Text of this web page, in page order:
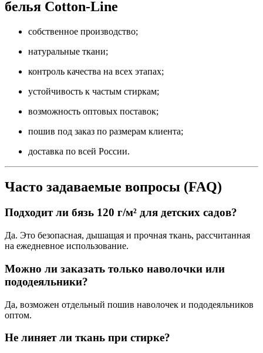
белья Cotton-Line
собственное производство;
натуральные ткани;
контроль качества на всех этапах;
устойчивость к частым стиркам;
возможность оптовых поставок;
пошив под заказ по размерам клиента;
доставка по всей России.
Часто задаваемые вопросы (FAQ)
Подходит ли бязь 120 г/м² для детских садов?
Да. Это безопасная, дышащая и прочная ткань, рассчитанная
на ежедневное использование.
Можно ли заказать только наволочки или
пододеяльники?
Да, возможен отдельный пошив наволочек и пододеяльников
оптом.
Не линяет ли ткань при стирке?